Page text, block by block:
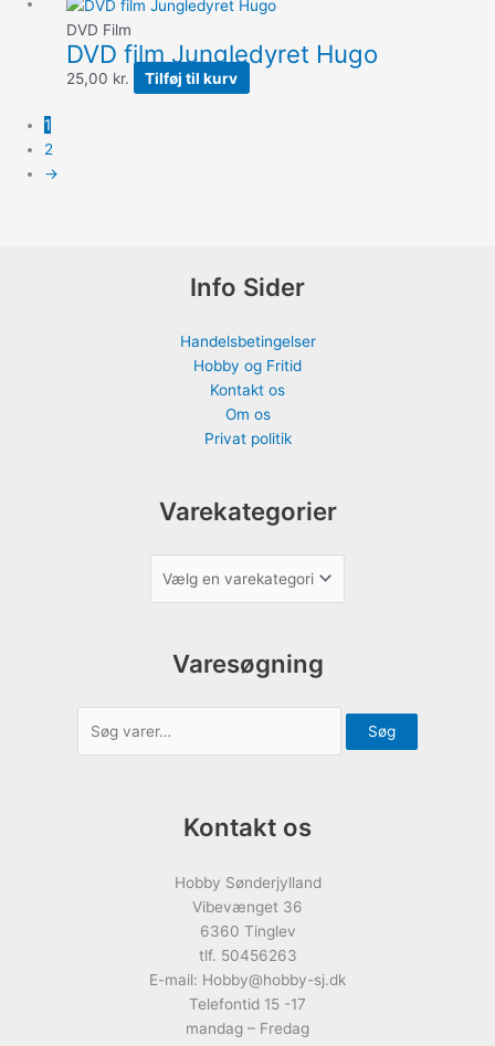
DVD Film
DVD film Jungledyret Hugo
25,00 kr. Tilføj til kurv
1
2
→
Info Sider
Handelsbetingelser
Hobby og Fritid
Kontakt os
Om os
Privat politik
Varekategorier
Varesøgning
Søg
Kontakt os
Hobby Sønderjylland
Vibevænget 36
6360 Tinglev
tlf. 50456263
E-mail: Hobby@hobby-sj.dk
Telefontid 15 -17
mandag – Fredag